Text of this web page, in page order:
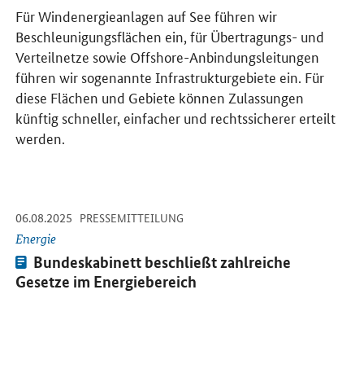
Für Windenergieanlagen auf See führen wir
Beschleunigungsflächen ein, für Übertragungs- und
Verteilnetze sowie Offshore-Anbindungsleitungen
führen wir sogenannte Infrastrukturgebiete ein. Für
diese Flächen und Gebiete können Zulassungen
künftig schneller, einfacher und rechtssicherer erteilt
werden.
06.08.2025 -
PRESSEMITTEILUNG
Energie
Pressemitteilung:
Bundeskabinett beschließt zahlreiche
Gesetze im Energiebereich
Öffnet Einzelsicht